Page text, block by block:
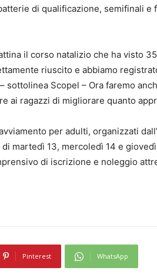
di qualificazione, semifinali
il corso natalizio che ha visto
riuscito e abbiamo
sottolinea Scopel – Ora faremo
ai ragazzi di migliorare quanto
per adulti, organizzati
martedì 13, mercoledì 14 e
di iscrizione e noleggio
Pinterest WhatsApp